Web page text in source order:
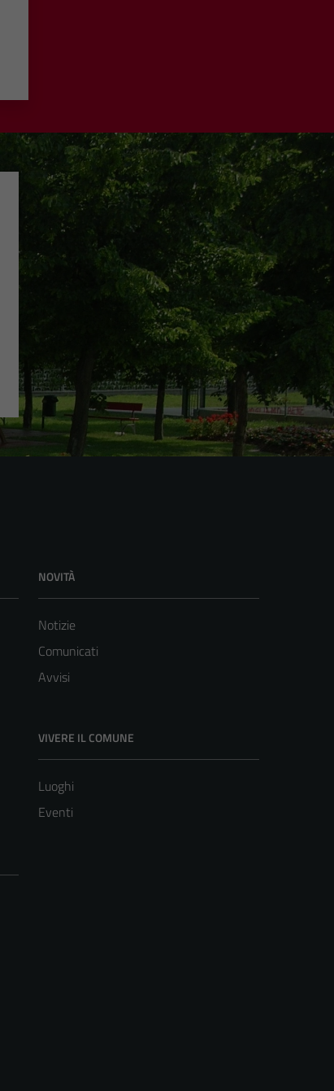
NOVITÀ
Notizie
Comunicati
Avvisi
VIVERE IL COMUNE
Luoghi
Eventi